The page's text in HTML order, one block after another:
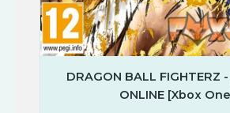
DRAGON BALL FIGHTERZ
ONLINE [Xbox